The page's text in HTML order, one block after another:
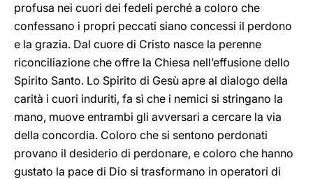
profusa nei cuori dei fedeli perché a coloro che
confessano i propri peccati siano concessi il perdono
e la grazia. Dal cuore di Cristo nasce la perenne
riconciliazione che offre la Chiesa nell’effusione dello
Spirito Santo. Lo Spirito di Gesù apre al dialogo della
carità i cuori induriti, fa sì che i nemici si stringano la
mano, muove entrambi gli avversari a cercare la via
della concordia. Coloro che si sentono perdonati
provano il desiderio di perdonare, e coloro che hanno
gustato la pace di Dio si trasformano in operatori di